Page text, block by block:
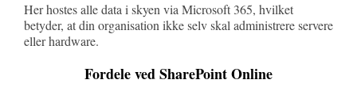
Her hostes alle data i skyen via Microsoft 365, hvilket
betyder, at din organisation ikke selv skal administrere servere
eller hardware.
Fordele ved SharePoint Online